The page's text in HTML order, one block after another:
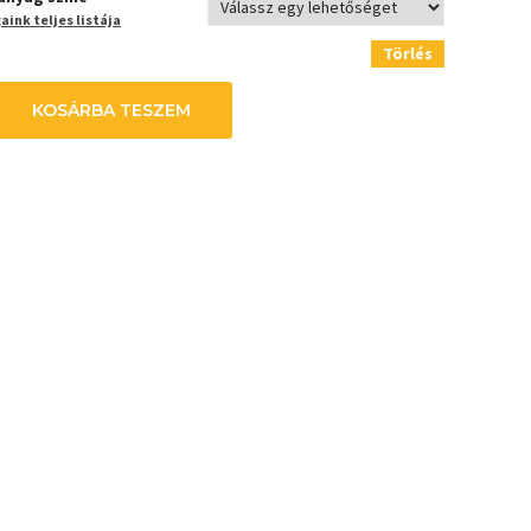
teljes listája
Törlés
KOSÁRBA TESZEM